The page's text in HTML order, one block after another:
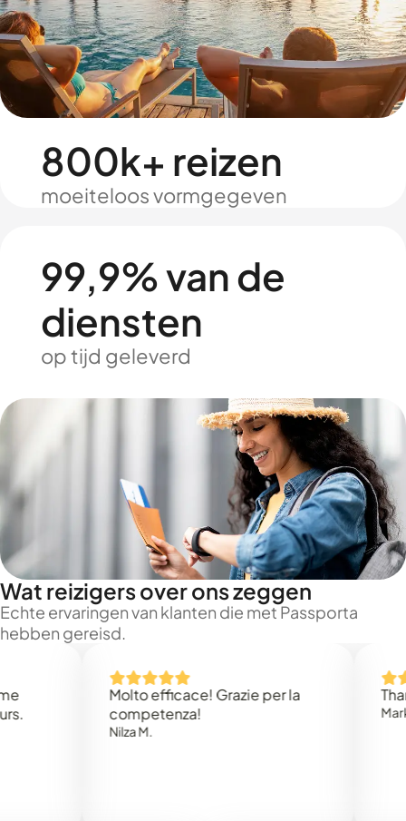
800k+ reizen
moeiteloos vormgegeven
99,9% van de
diensten
op tijd geleverd
Wat reizigers over ons zeggen
Echte ervaringen van klanten die met Passporta
hebben gereisd.
Molto efficace! Grazie per la
competenza!
Thank